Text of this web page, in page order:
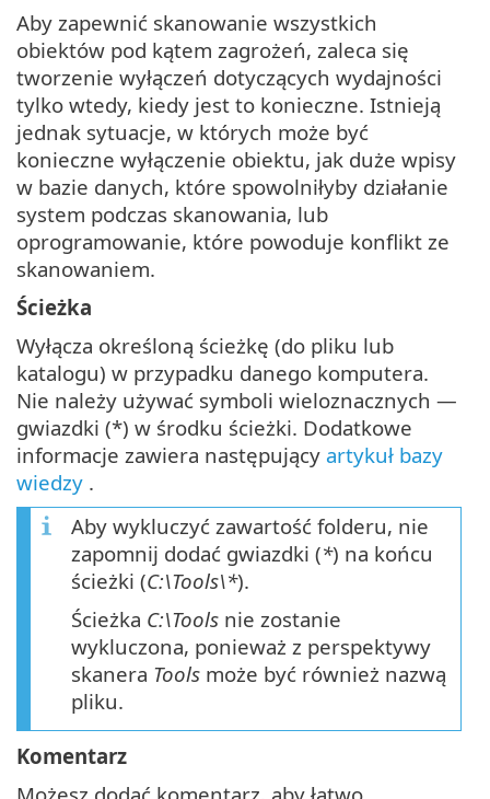
Aby zapewnić skanowanie wszystkich
obiektów pod kątem zagrożeń, zaleca się
tworzenie wyłączeń dotyczących wydajności
tylko wtedy, kiedy jest to konieczne. Istnieją
jednak sytuacje, w których może być
konieczne wyłączenie obiektu, jak duże wpisy
w bazie danych, które spowolniłyby działanie
system podczas skanowania, lub
oprogramowanie, które powoduje konflikt ze
skanowaniem.
Ścieżka
Wyłącza określoną ścieżkę (do pliku lub
katalogu) w przypadku danego komputera.
Nie należy używać symboli wieloznacznych —
gwiazdki (*) w środku ścieżki. Dodatkowe
informacje zawiera następujący artykuł bazy
wiedzy .
Aby wykluczyć zawartość folderu, nie
zapomnij dodać gwiazdki (*) na końcu
ścieżki (C:\Tools\*).
Ścieżka C:\Tools nie zostanie
wykluczona, ponieważ z perspektywy
skanera Tools może być również nazwą
pliku.
Komentarz